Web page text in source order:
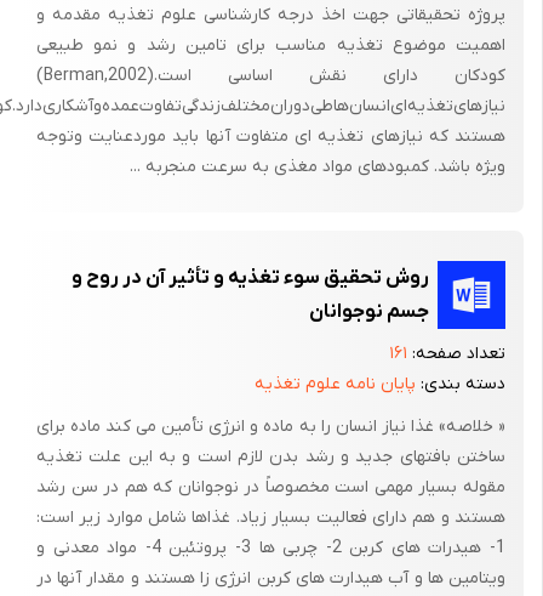
پروژه تحقیقاتی جهت اخذ درجه کارشناسی علوم تغذیه مقدمه و
اهمیت موضوع تغذیه مناسب برای تامین رشد و نمو طبیعی‌
کودکان دارای نقش اساسی است.(Berman,2002)
هستند که نیازهای تغذیه ای متفاوت آنها باید موردعنایت وتوجه
ویژه باشد. کمبودهای مواد مغذی به سرعت منجربه ...
روش تحقیق سوء تغذیه و تأثیر آن در روح و
جسم نوجوانان
تعداد صفحه: ۱۶۱
دسته بندی: پایان نامه علوم تغذیه
« خلاصه» غذا نیاز انسان را به ماده و انرژی تأمین می کند ماده برای
ساختن بافتهای جدید و رشد بدن لازم است و به این علت تغذیه
مقوله بسیار مهمی است مخصوصاً در نوجوانان که هم در سن رشد
هستند و هم دارای فعالیت بسیار زیاد. غذاها شامل موارد زیر است:
1- هیدرات های کربن 2- چربی ها 3- پروتئین 4- مواد معدنی و
ویتامین ها و آب هیدارت های کربن انرژی زا هستند و مقدار آنها در